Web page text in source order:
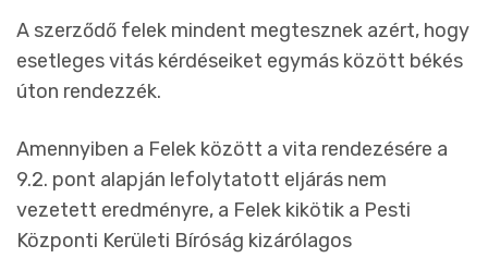
A szerződő felek mindent megtesznek azért, hogy
esetleges vitás kérdéseiket egymás között békés
úton rendezzék.
Amennyiben a Felek között a vita rendezésére a
9.2. pont alapján lefolytatott eljárás nem
vezetett eredményre, a Felek kikötik a Pesti
Központi Kerületi Bíróság kizárólagos